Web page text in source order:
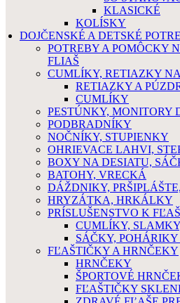
KLASICKÉ
KOLÍSKY
DOJČENSKÉ A DETSKÉ
POTREBY A POMÔCKY
FLIAŠ
CUMLÍKY, RETIAZKY
RETIAZKY A
CUMLÍKY
PESTÚNKY, MONITORY
PODBRADNÍKY
NOČNÍKY, STUPIENKY
OHRIEVACE LAHVI,
BOXY NA DESIATU,
BATOHY, VRECKÁ
DÁŽDNIKY,
HRYZÁTKA, HRKÁLKY
PRÍSLUŠENSTVO K
CUMLÍKY,
SÁČKY, POHÁRIKY
FĽAŠTIČKY A HRNČEKY
HRNČEKY
ŠPORTOVÉ
FĽAŠTIČKY